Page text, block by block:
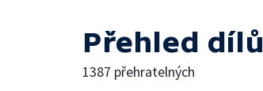
Přehled dílů
1387 přehratelných